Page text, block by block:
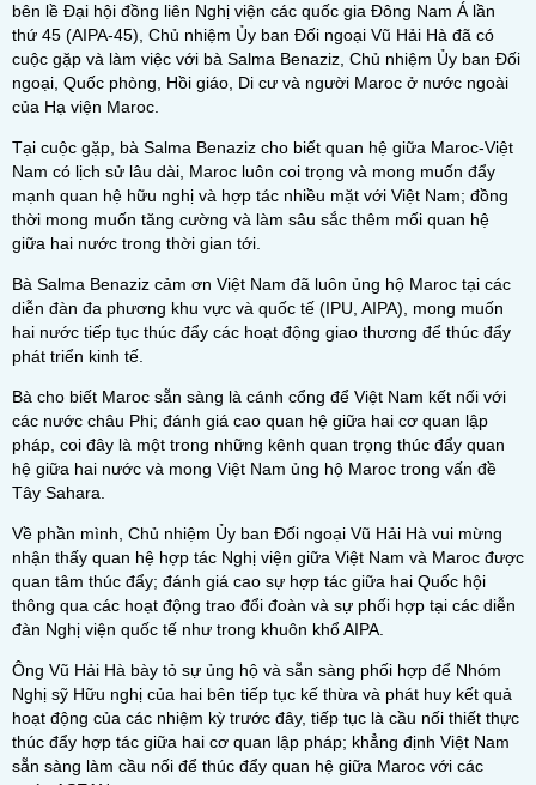
bên lề Đại hội đồng liên Nghị viện các quốc gia Đông Nam Á lần
thứ 45 (AIPA-45), Chủ nhiệm Ủy ban Đối ngoại Vũ Hải Hà đã có
cuộc gặp và làm việc với bà Salma Benaziz, Chủ nhiệm Ủy ban Đối
ngoại, Quốc phòng, Hồi giáo, Di cư và người Maroc ở nước ngoài
của Hạ viện Maroc.
Tại cuộc gặp, bà Salma Benaziz cho biết quan hệ giữa Maroc-Việt
Nam có lịch sử lâu dài, Maroc luôn coi trọng và mong muốn đẩy
mạnh quan hệ hữu nghị và hợp tác nhiều mặt với Việt Nam; đồng
thời mong muốn tăng cường và làm sâu sắc thêm mối quan hệ
giữa hai nước trong thời gian tới.
Bà Salma Benaziz cảm ơn Việt Nam đã luôn ủng hộ Maroc tại các
diễn đàn đa phương khu vực và quốc tế (IPU, AIPA), mong muốn
hai nước tiếp tục thúc đẩy các hoạt động giao thương để thúc đẩy
phát triển kinh tế.
Bà cho biết Maroc sẵn sàng là cánh cổng để Việt Nam kết nối với
các nước châu Phi; đánh giá cao quan hệ giữa hai cơ quan lập
pháp, coi đây là một trong những kênh quan trọng thúc đẩy quan
hệ giữa hai nước và mong Việt Nam ủng hộ Maroc trong vấn đề
Tây Sahara.
Về phần mình, Chủ nhiệm Ủy ban Đối ngoại Vũ Hải Hà vui mừng
nhận thấy quan hệ hợp tác Nghị viện giữa Việt Nam và Maroc được
quan tâm thúc đẩy; đánh giá cao sự hợp tác giữa hai Quốc hội
thông qua các hoạt động trao đổi đoàn và sự phối hợp tại các diễn
đàn Nghị viện quốc tế như trong khuôn khổ AIPA.
Ông Vũ Hải Hà bày tỏ sự ủng hộ và sẵn sàng phối hợp để Nhóm
Nghị sỹ Hữu nghị của hai bên tiếp tục kế thừa và phát huy kết quả
hoạt động của các nhiệm kỳ trước đây, tiếp tục là cầu nối thiết thực
thúc đẩy hợp tác giữa hai cơ quan lập pháp; khẳng định Việt Nam
sẵn sàng làm cầu nối để thúc đẩy quan hệ giữa Maroc với các